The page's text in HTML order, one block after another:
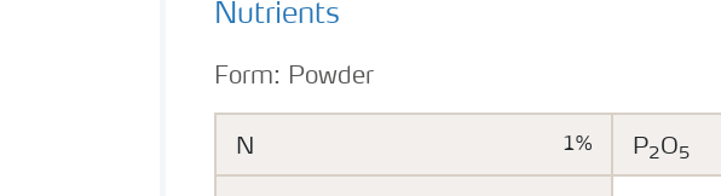
반응, 황백화
다수확 농산
Nutrients
N 1% P2 O5
Form: Powder